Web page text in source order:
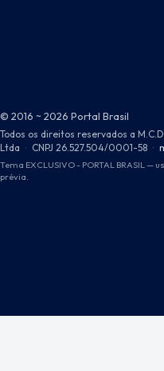
© 2016 ~ 2026 Portal Brasil
Todos os direitos reservados a
Ltda · CNPJ 26.527.504/0001-58 ·
Tema EXCLUSIVO - PORTAL BRASIL
prévia.